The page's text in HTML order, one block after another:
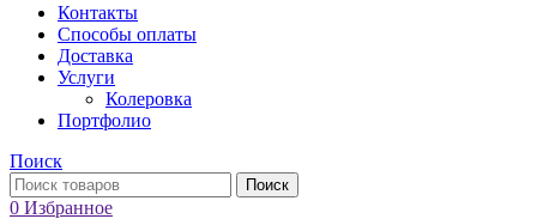
Контакты
Способы оплаты
Доставка
Услуги
Колеровка
Портфолио
Поиск
Поиск
0 Избранное